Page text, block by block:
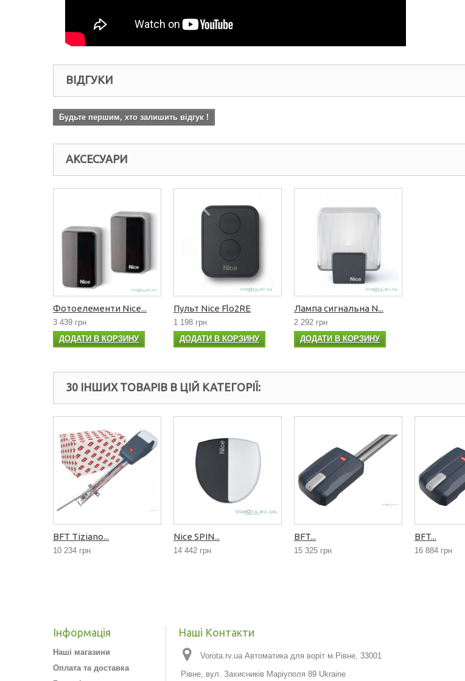
ВІДГУКИ
Будьте першим, хто залишить відгук !
АКСЕСУАРИ
Фотоелементи Nice...
3 439 грн
ДОДАТИ В КОРЗИНУ
Пульт Nice Flo2RE
1 198 грн
ДОДАТИ В КОРЗИНУ
Лампа сигнальна N...
2 292 грн
ДОДАТИ В КОРЗИНУ
30 ІНШИХ ТОВАРІВ В ЦІЙ КАТЕГОРІЇ:
BFT Tiziano...
10 234 грн
Nice SPIN...
14 442 грн
BFT...
15 325 грн
BFT...
16 884 грн
Інформація
Наші магазини
Оплата та доставка
Наші Контакти
Vorota.rv.ua Автоматика для воріт м.Рівне, 33001
Рівне, вул. Захисників Маріуполя 89 Ukraine